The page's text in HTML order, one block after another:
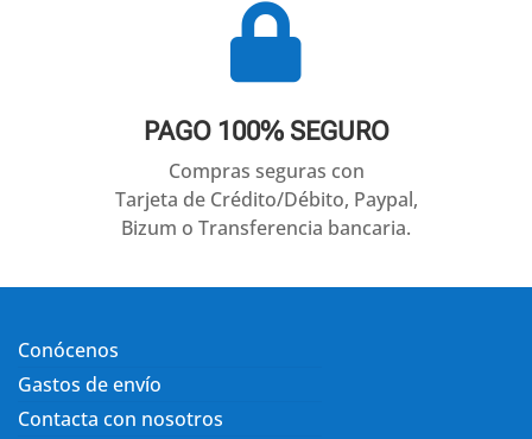

PAGO 100% SEGURO
Compras seguras con
Tarjeta de Crédito/Débito, Paypal,
Bizum o Transferencia bancaria.
Conócenos
Gastos de envío
Contacta con nosotros